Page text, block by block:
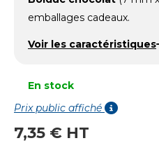
emballages cadeaux.
Voir les caractéristiques
En stock
Prix public affiché
7,35 € HT